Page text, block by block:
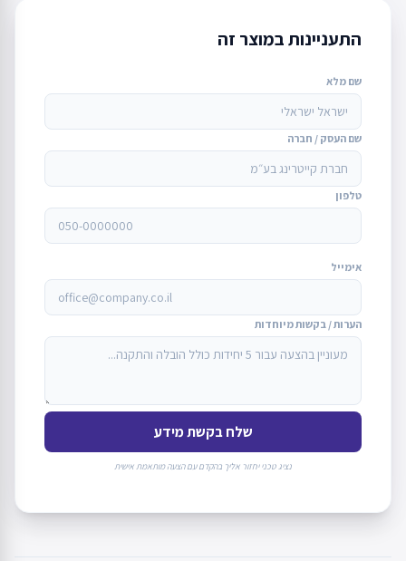
התעניינות במוצר זה
שם מלא
שם העסק / חברה
טלפון
אימייל
הערות / בקשות מיוחדות
שלח בקשת מידע
נציג טכני יחזור אליך בהקדם עם הצעה מותאמת אישית